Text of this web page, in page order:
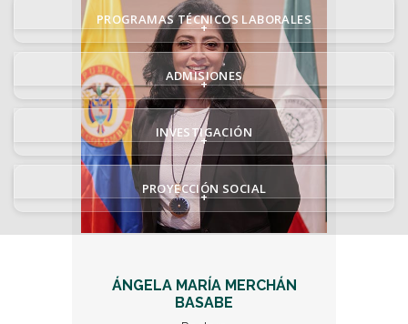
PROGRAMAS TÉCNICOS LABORALES
+
ADMISIONES
+
INVESTIGACIÓN
+
PROYECCIÓN SOCIAL
+
ÁNGELA MARÍA MERCHÁN
BASABE